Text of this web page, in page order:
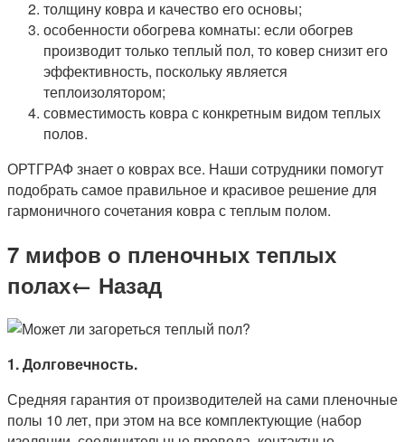
толщину ковра и качество его основы;
особенности обогрева комнаты: если обогрев
производит только теплый пол, то ковер снизит его
эффективность, поскольку является
теплоизолятором;
совместимость ковра с конкретным видом теплых
полов.
ОРТГРАФ знает о коврах все. Наши сотрудники помогут
подобрать самое правильное и красивое решение для
гармоничного сочетания ковра с теплым полом.
7 мифов о пленочных теплых
полах← Назад
1. Долговечность.
Средняя гарантия от производителей на сами пленочные
полы 10 лет, при этом на все комплектующие (набор